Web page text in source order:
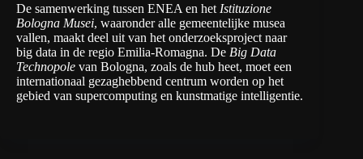
De samenwerking tussen ENEA en het Istituzione
Bologna Musei, waaronder alle gemeentelijke musea
vallen, maakt deel uit van het onderzoeksproject naar
big data in de regio Emilia-Romagna. De Big Data
Technopole van Bologna, zoals de hub heet, moet een
internationaal gezaghebbend centrum worden op het
gebied van supercomputing en kunstmatige intelligentie.